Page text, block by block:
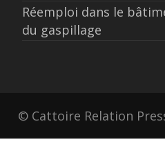
Réemploi dans le
du gaspillage
© Cattoire Relation